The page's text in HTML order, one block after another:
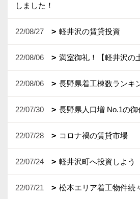
しました！
22/08/27 軽井沢の賃貸投資
22/08/06 満室御礼！【軽井沢の
22/08/06 長野県着工棟数ランキ
22/07/30 長野県人口増 No.1の御
22/07/28 コロナ禍の賃貸市場
22/07/24 軽井沢町へ投資しよう
22/07/21 松本エリア着工物件続